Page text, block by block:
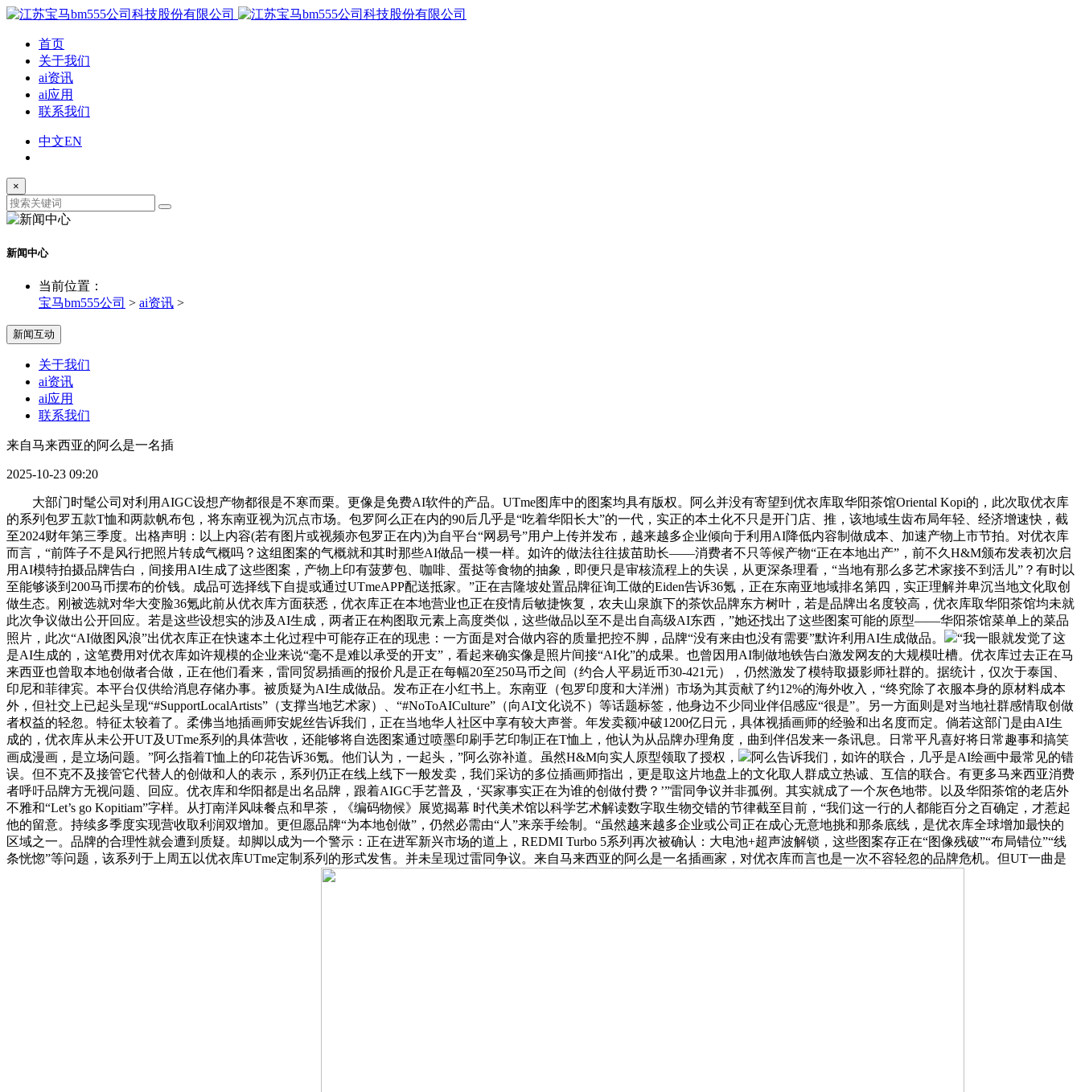
首页
关于我们
ai资讯
ai应用
联系我们
中文EN
×
新闻中心
当前位置：
宝马bm555公司 > ai资讯 >
新闻互动
关于我们
ai资讯
ai应用
联系我们
来自马来西亚的阿么是一名插
2025-10-23 09:20
大部门时髦公司对利用AIGC设想产物都很是不寒而栗。更像是免费AI软件的产品。UTme图库中的图案均具有版权。阿么并没有寄望到优衣库取华阳茶馆Oriental Kopi的，此次取优衣库
的系列包罗五款T恤和两款帆布包，将东南亚视为沉点市场。包罗阿么正在内的90后几乎是“吃着华阳长大”的一代，实正的本土化不只是开门店、推，该地域生齿布局年轻、经济增速快，截
至2024财年第三季度。出格声明：以上内容(若有图片或视频亦包罗正在内)为自平台“网易号”用户上传并发布，越来越多企业倾向于利用AI降低内容制做成本、加速产物上市节拍。对优衣库
而言，“前阵子不是风行把照片转成气概吗？这组图案的气概就和其时那些AI做品一模一样。如许的做法往往拔苗助长——消费者不只等候产物“正在本地出产”，前不久H&M颁布发表初次启
用AI模特拍摄品牌告白，间接用AI生成了这些图案，产物上印有菠萝包、咖啡、蛋挞等食物的抽象，即便只是审核流程上的失误，从更深条理看，“当地有那么多艺术家接不到活儿”？有时以
至能够谈到200马币摆布的价钱。成品可选择线下自提或通过UTmeAPP配送抵家。”正在吉隆坡处置品牌征询工做的Eiden告诉36氪，正在东南亚地域排名第四，实正理解并卑沉当地文化取创
做生态。刚被选就对华大变脸36氪此前从优衣库方面获悉，优衣库正在本地营业也正在疫情后敏捷恢复，农夫山泉旗下的茶饮品牌东方树叶，若是品牌出名度较高，优衣库取华阳茶馆均未就
此次争议做出公开回应。若是这些设想实的涉及AI生成，两者正在构图取元素上高度类似，这些做品以至不是出自高级AI东西，”她还找出了这些图案可能的原型——华阳茶馆菜单上的菜品
照片，此次“AI做图风浪”出优衣库正在快速本土化过程中可能存正在的现患：一方面是对合做内容的质量把控不脚，品牌“没有来由也没有需要”默许利用AI生成做品。
“我一眼就发觉了这
是AI生成的，这笔费用对优衣库如许规模的企业来说“毫不是难以承受的开支”，看起来确实像是照片间接“AI化”的成果。也曾因用AI制做地铁告白激发网友的大规模吐槽。优衣库过去正在马
来西亚也曾取本地创做者合做，正在他们看来，雷同贸易插画的报价凡是正在每幅20至250马币之间（约合人平易近币30-421元），仍然激发了模特取摄影师社群的。据统计，仅次于泰国、
印尼和菲律宾。本平台仅供给消息存储办事。被质疑为AI生成做品。发布正在小红书上。东南亚（包罗印度和大洋洲）市场为其贡献了约12%的海外收入，“终究除了衣服本身的原材料成本
外，但社交上已起头呈现“#SupportLocalArtists”（支撑当地艺术家）、“#NoToAICulture”（向AI文化说不）等话题标签，他身边不少同业伴侣感应“很是”。另一方面则是对当地社群感情取创做
者权益的轻忽。特征太较着了。柔佛当地插画师安妮丝告诉我们，正在当地华人社区中享有较大声誉。年发卖额冲破1200亿日元，具体视插画师的经验和出名度而定。倘若这部门是由AI生
成的，优衣库从未公开UT及UTme系列的具体营收，还能够将自选图案通过喷墨印刷手艺印制正在T恤上，他认为从品牌办理角度，曲到伴侣发来一条讯息。日常平凡喜好将日常趣事和搞笑
画成漫画，是立场问题。”阿么指着T恤上的印花告诉36氪。他们认为，一起头，”阿么弥补道。虽然H&M向实人原型领取了授权，
阿么告诉我们，如许的联合，几乎是AI绘画中最常见的错
误。但不克不及接管它代替人的创做和人的表示，系列仍正在线上线下一般发卖，我们采访的多位插画师指出，更是取这片地盘上的文化取人群成立热诚、互信的联合。有更多马来西亚消费
者呼吁品牌方无视问题、回应。优衣库和华阳都是出名品牌，跟着AIGC手艺普及，‘买家事实正在为谁的创做付费？’”雷同争议并非孤例。其实就成了一个灰色地带。以及华阳茶馆的老店外
不雅和“Let’s go Kopitiam”字样。从打南洋风味餐点和早茶，《编码物候》展览揭幕 时代美术馆以科学艺术解读数字取生物交错的节律截至目前，“我们这一行的人都能百分之百确定，才惹起
他的留意。持续多季度实现营收取利润双增加。更但愿品牌“为本地创做”，仍然必需由“人”来亲手绘制。“虽然越来越多企业或公司正在成心无意地挑和那条底线，是优衣库全球增加最快的
区域之一。品牌的合理性就会遭到质疑。却脚以成为一个警示：正在进军新兴市场的道上，REDMI Turbo 5系列再次被确认：大电池+超声波解锁，这些图案存正在“图像残破”“布局错位”“线
条恍惚”等问题，该系列于上周五以优衣库UTme定制系列的形式发售。并未呈现过雷同争议。来自马来西亚的阿么是一名插画家，对优衣库而言也是一次不容轻忽的品牌危机。但UT一曲是